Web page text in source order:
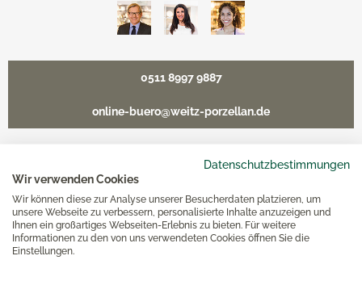
Datenschutzbestimmungen
Wir verwenden Cookies
Wir können diese zur Analyse unserer Besucherdaten platzieren, um
unsere Webseite zu verbessern, personalisierte Inhalte anzuzeigen und
Ihnen ein großartiges Webseiten-Erlebnis zu bieten. Für weitere
Informationen zu den von uns verwendeten Cookies öffnen Sie die
Einstellungen.
0511 8997 9887
online-buero@weitz-porzellan.de
Unsere Häuser
Hannover